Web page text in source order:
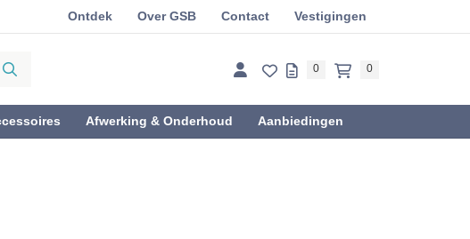
Ontdek Over GSB Contact Vestigingen
0 0
Afwerking & Onderhoud Aanbiedingen